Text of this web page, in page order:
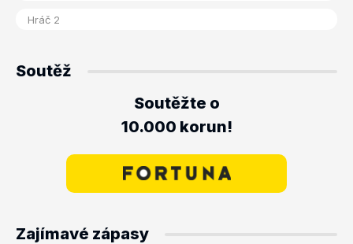
Soutěž
Soutěžte o
10.000 korun!
Zajímavé zápasy